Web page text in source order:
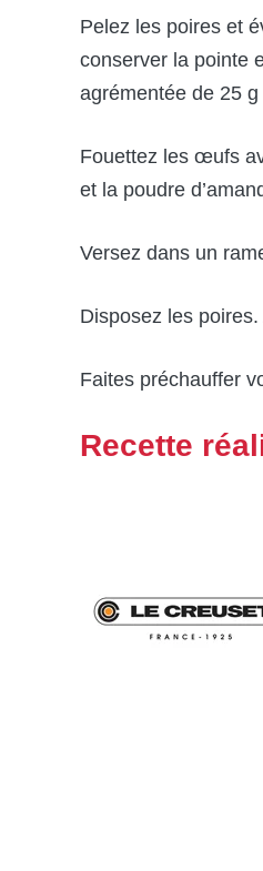
Pelez les poires et
conserver la pointe
agrémentée de 25 g
Fouettez les œufs
et la poudre
Versez dans un
Disposez les
Faites préchauffer
Recette